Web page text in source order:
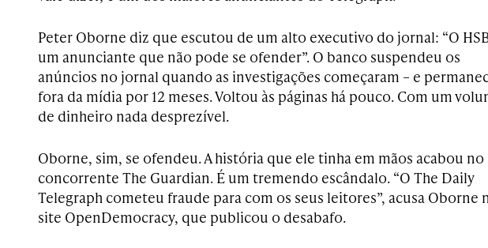
Peter Oborne diz que escutou de um alto executivo do jornal: “O
um anunciante que não pode se ofender”. O banco suspendeu os
anúncios no jornal quando as investigações começaram – e
fora da mídia por 12 meses. Voltou às páginas há pouco. Com um
de dinheiro nada desprezível.
Oborne, sim, se ofendeu. A história que ele tinha em mãos acabou no
concorrente The Guardian. É um tremendo escândalo. “O The Daily
Telegraph cometeu fraude para com os seus leitores”, acusa Oborne
site OpenDemocracy, que publicou o desabafo.